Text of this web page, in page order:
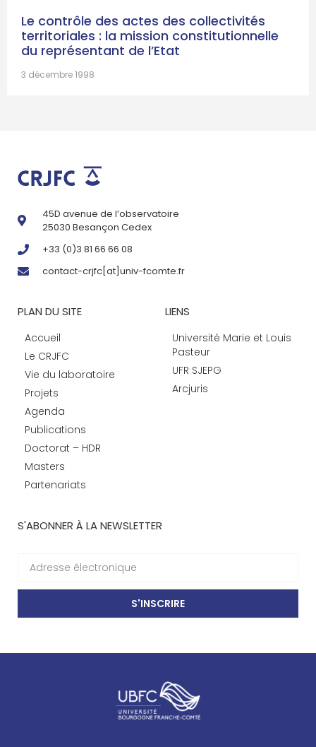
Le contrôle des actes des collectivités
territoriales : la mission constitutionnelle
du représentant de l’Etat
3 décembre 1998
45D avenue de l’observatoire
25030 Besançon Cedex
+33 (0)3 81 66 66 08
contact-crjfc[at]univ-fcomte.fr
PLAN DU SITE
Accueil
Le CRJFC
Vie du laboratoire
Projets
Agenda
Publications
Doctorat – HDR
Masters
Partenariats
LIENS
Université Marie et Louis
Pasteur
UFR SJEPG
Arcjuris
S'ABONNER À LA NEWSLETTER
S'INSCRIRE